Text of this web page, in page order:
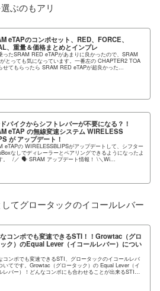
ぶのもアリ
eTAPのコンポセット、RED、FORCE、
、重量＆価格まとめとインプレ
ったSRAM RED eTAPがあまりに良かったので、SRAM
とっても気になっています。一番左の CHAPTER2 TOA
せてもらったら SRAM RED eTAPが超良かった...
バイクからシフトレバーが不要になる？！
eTAP の無線変速システム WIRELESS
が アップデート！
eTAPの WIRELESSBLIPSがアップデートして、シフター
なしでディレーラーとペアリングできるようになったよ
。⠀/／ 🗣 SRAM アップデート情報！ \＼Wi...
てグロータックのイコールレバー
コンポでも変速できるSTI！！Growtac（グロ
ク）のEqual Lever（イコールレバー）につい
コンポでも変速できるSTI、グロータックのイコールレバ
いてです。Growtac（グロータック）の Equal Lever（イ
レバー）！どんなコンポにも合わせることが出来るSTIが